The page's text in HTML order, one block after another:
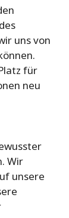
uns von
für
neu
Wir
unsere